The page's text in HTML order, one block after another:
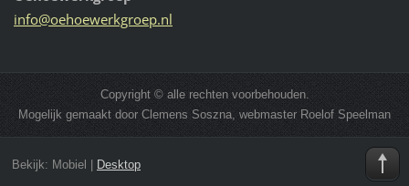
info@oehoewerkgroep.nl
Copyright © alle rechten voorbehouden.
Mogelijk gemaakt door Clemens Soszna, webmaster Roelof Speelman
Bekijk: Mobiel Desktop